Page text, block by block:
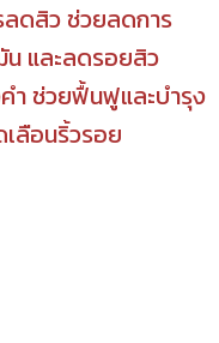
ดสิว ช่วยลดการ
และลดรอยสิว
ำ ช่วยฟื้นฟูและบำรุง
เลือนริ้วรอย